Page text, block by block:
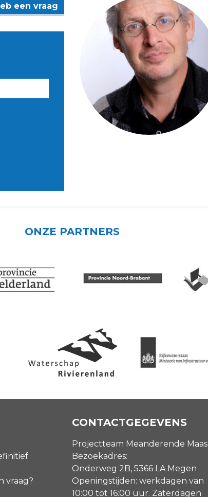
een vraag
ONZE PARTNERS
vraag?
CONTACTGEGEVENS
Projectteam Meanderende Maas
Bezoekadres:
Onderweg 2B, 5366 LA Megen
Openingstijden: werkdagen van
10:00 tot 16:00 uur. Zaterdagen